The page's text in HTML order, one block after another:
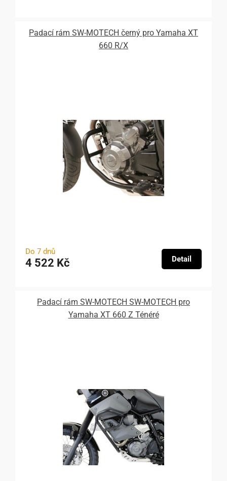
Padací rám SW-MOTECH černý pro Yamaha XT
660 R/X
Do 7 dnů
4 522 Kč Detail
Padací rám SW-MOTECH SW-MOTECH pro
Yamaha XT 660 Z Ténéré